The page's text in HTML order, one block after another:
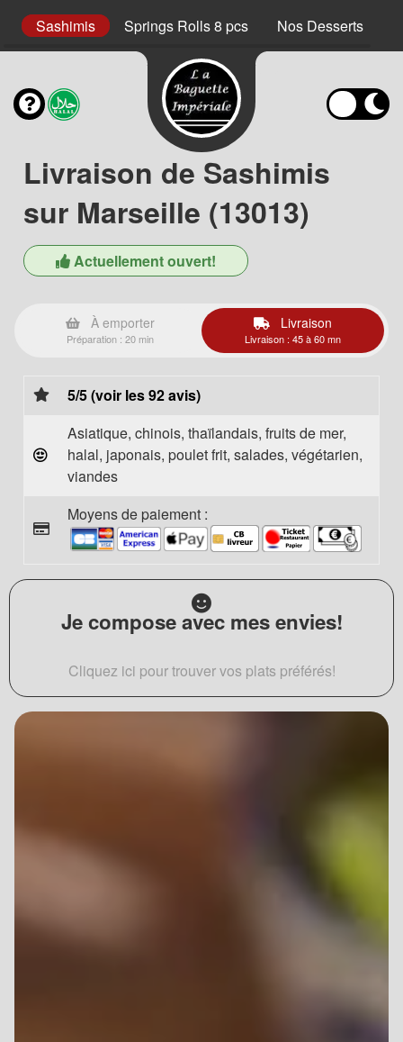
Sashimis Springs Rolls 8 pcs Nos Desserts
Livraison de Sashimis
sur Marseille (13013)
Actuellement ouvert!
À emporter
Préparation : 20 min
Livraison
Livraison : 45 à 60 mn
5/5 (voir les 92 avis)
Asiatique, chinois, thaïlandais, fruits de mer,
halal, japonais, poulet frit, salades, végétarien,
viandes
Moyens de paiement :
Je compose avec mes envies!
Cliquez ici pour trouver vos plats préférés!